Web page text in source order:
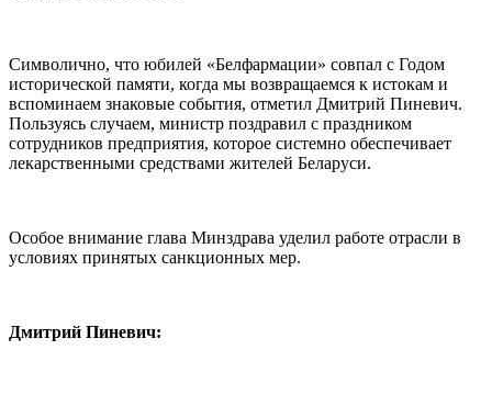
Символично, что юбилей «Бел­фармации» совпал с Годом
исто­рической памяти, когда мы возвращаемся к истокам и
вспо­минаем знаковые события, отме­тил Дмитрий Пиневич.
Пользу­ясь случаем, министр поздравил с праздником
сотрудников пред­приятия, которое системно обес­печивает
лекарственными сред­ствами жителей Беларуси.
Особое внимание глава Мин­здрава уделил работе отрасли в
условиях принятых санкцион­ных мер.
Дмитрий Пиневич: